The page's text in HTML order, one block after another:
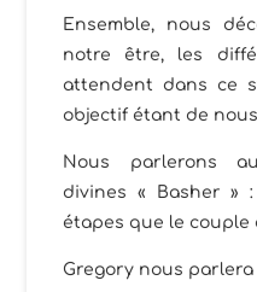
Ensemble, nous
notre être, les
attendent dans ce
objectif étant de
Nous parlerons
divines « Basher »
étapes que le couple
Gregory nous parlera